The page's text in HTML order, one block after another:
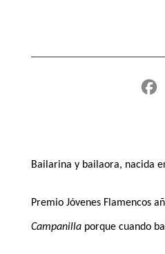
Bailarina y bailaora, nacida
Premio Jóvenes Flamencos
Campanilla porque cuando